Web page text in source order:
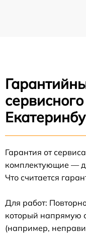
Гарантия от
комплектующие —
Что считается
Для работ:
который напрямую
(например,